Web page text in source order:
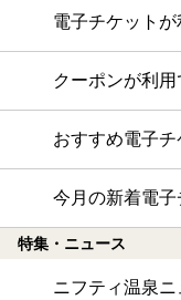
電子チケット
クーポンが利
おすすめ電子
今月の新着電
特集・ニュース
ニフティ温泉ニ